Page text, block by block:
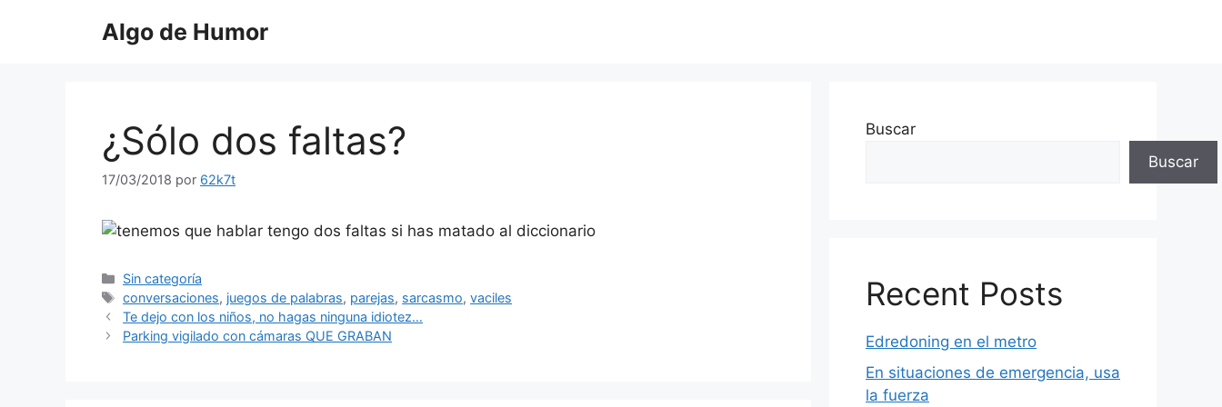
Algo de Humor
¿Sólo dos faltas?
17/03/2018 por 62k7t
Categorías
Sin categoría
Etiquetas
conversaciones, juegos de palabras, parejas, sarcasmo,vaciles
Te dejo con los niños, no hagas ninguna idiotez…
Parking vigilado con cámaras QUE GRABAN
Buscar
Buscar
Recent Posts
Edredoning en el metro
En situaciones de emergencia, usa
la fuerza